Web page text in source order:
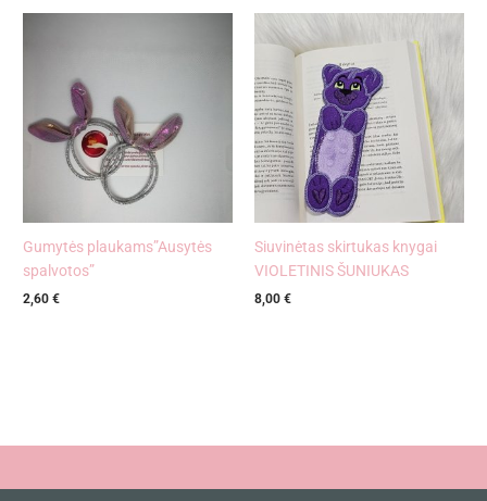
Gumytės plaukams”Ausytės
spalvotos”
2,60€
Siuvinėtas skirtukas knygai
VIOLETINIS ŠUNIUKAS
8,00 €